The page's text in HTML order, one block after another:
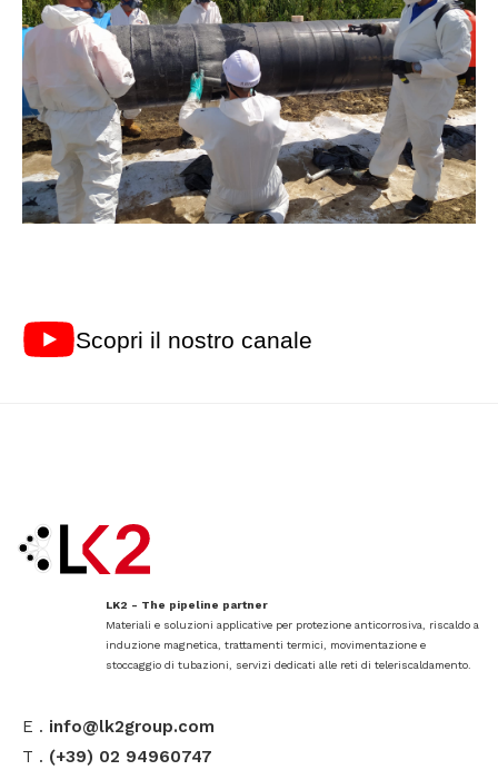
Scopri il nostro canale
LK2 - The pipeline partner
Materiali e soluzioni applicative per protezione anticorrosiva, riscaldo a
induzione magnetica, trattamenti termici, movimentazione e
stoccaggio di tubazioni, servizi dedicati alle reti di teleriscaldamento.
E . info@lk2group.com
T . (+39) 02 94960747